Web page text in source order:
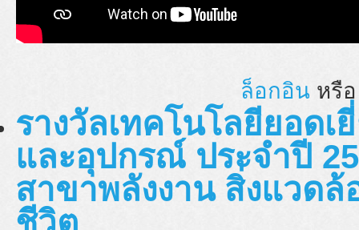
ล็อกอิน หรื
รางวัลเทคโนโลยียอดเ
และอุปกรณ์ ประจำปี
สาขาพลังงาน สิ่งแวด